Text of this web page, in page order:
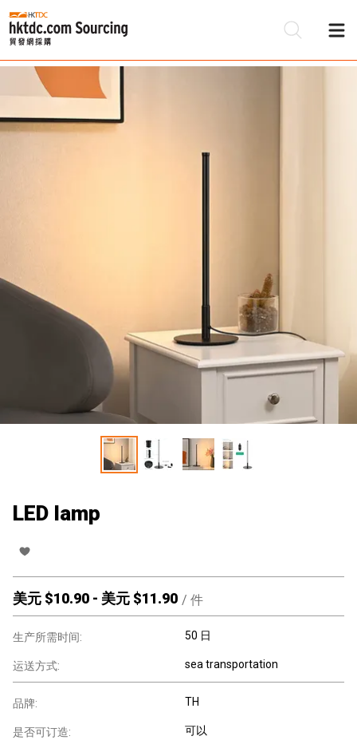
LED lamp
美元 $10.90 - 美元 $11.90 / 件
生产所需时间: 50 日
运送方式: sea transportation
品牌: TH
是否可订造: 可以